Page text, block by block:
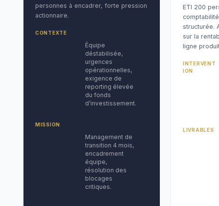
personnes à encadrer, forte pression
actionnaire.
CONTEXTE
Équipe
déstabilisée,
urgences
opérationnelles,
exigence de
reporting élevée
du fonds
d’investissement.
MISSION
Management de
transition 4 mois,
encadrement
équipe,
résolution des
blocages
critiques.
ETI 200
structurée.
sur la
ligne
INTERVENT
ION
LIVRABLES